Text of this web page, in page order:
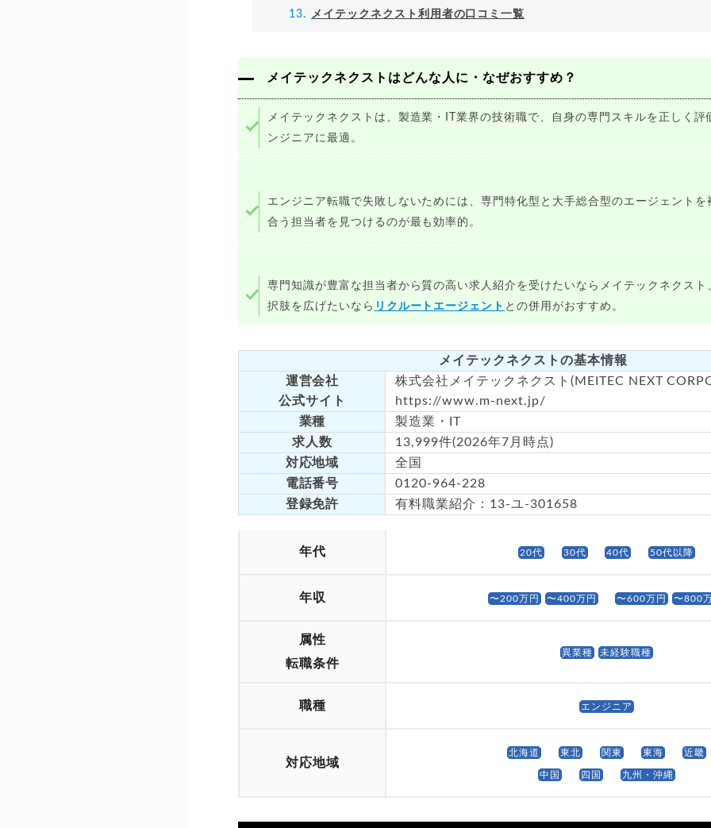
メイテックネクスト利用者の口コミ一覧
メイテックネクストはどんな人に・なぜおすすめ？
メイテックネクストは、製造業・IT業界の技術職で、自身の専門スキルを正しく評
ンジニアに最適。
エンジニア転職で失敗しないためには、専門特化型と大手総合型のエージェントを
合う担当者を見つけるのが最も効率的。
専門知識が豊富な担当者から質の高い求人紹介を受けたいならメイテックネクスト
択肢を広げたいなら リクルートエージェント との併用がおすすめ。
メイテックネクストの基本情報
運営会社
公式サイト
株式会社メイテックネクスト(MEITEC NEXT
https://www.m-next.jp/
業種
製造業・IT
求人数
13,999件(2026年7月時点)
対応地域
全国
電話番号
0120-964-228
登録免許
有料職業紹介：13-ユ-301658
年代 20代 30代 40代 50代以降
年収 〜200万円 〜400万円 〜600万円 〜800
属性
転職条件
異業種 未経験職種
職種 エンジニア
対応地域
北海道 東北 関東 東海 近畿
中国 四国 九州・沖縄